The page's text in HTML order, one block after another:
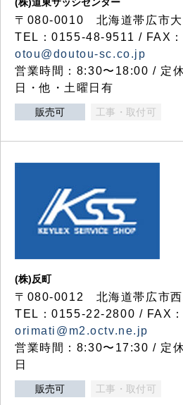
〒080-0010 北海道帯広市
TEL：0155-48-9511 / FAX
otou@doutou-sc.co.jp
営業時間：8:30〜18:00 / 定
日・他・土曜日有
販売可 工事・取付可
(株)反町
〒080-0012 北海道帯広市
TEL：0155-22-2800 / FAX
orimati@m2.octv.ne.jp
営業時間：8:30〜17:30 / 定
日
販売可 工事・取付可